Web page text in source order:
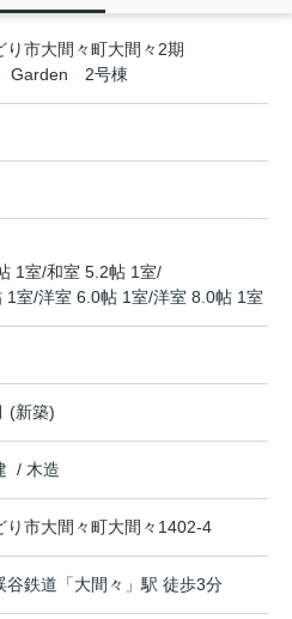
市大間々町大間々2期
Garden 2号棟
1室/和室 5.2帖 1室/
1室/洋室 6.0帖 1室/洋室 8.0帖 1室
(新築)
/ 木造
り市大間々町大間々 1402-4
谷鉄道 「大間々 」駅 徒歩3分